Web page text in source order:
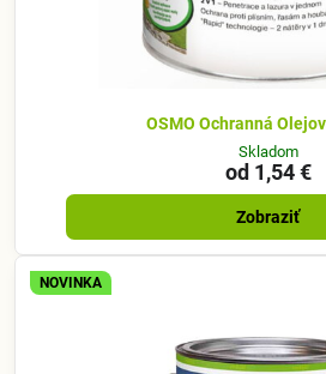
OSMO Ochranná
Skladom
od 1,54 €
Zobraziť
NOVINKA